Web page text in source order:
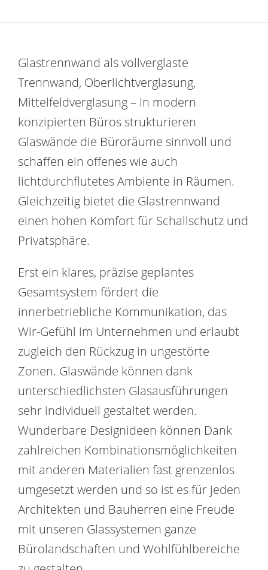
Glastrennwand als vollverglaste
Trennwand, Oberlichtverglasung,
Mittelfeldverglasung – In modern
konzipierten Büros strukturieren
Glaswände die Büroräume sinnvoll und
schaffen ein offenes wie auch
lichtdurchflutetes Ambiente in Räumen.
Gleichzeitig bietet die Glastrennwand
einen hohen Komfort für Schallschutz und
Privatsphäre.
Erst ein klares, präzise geplantes
Gesamtsystem fördert die
innerbetriebliche Kommunikation, das
Wir-Gefühl im Unternehmen und erlaubt
zugleich den Rückzug in ungestörte
Zonen. Glaswände können dank
unterschiedlichsten Glasausführungen
sehr individuell gestaltet werden.
Wunderbare Designideen können Dank
zahlreichen Kombinationsmöglichkeiten
mit anderen Materialien fast grenzenlos
umgesetzt werden und so ist es für jeden
Architekten und Bauherren eine Freude
mit unseren Glassystemen ganze
Bürolandschaften und Wohlfühlbereiche